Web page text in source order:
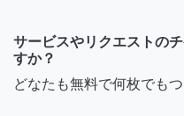
サービスやリクエストの
すか？
どなたも無料で何枚でも